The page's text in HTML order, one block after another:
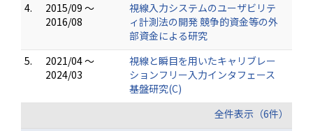
4.
2015/09 ～
2016/08
視線入力システムのユーザビリテ
ィ計測法の開発 競争的資金等の外
部資金による研究
5.
2021/04 ～
2024/03
視線と瞬目を用いたキャリブレー
ションフリー入力インタフェース
基盤研究(C)
全件表示（6件）